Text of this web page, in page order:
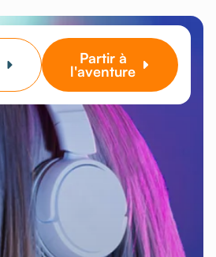
Partir à
l'aventure